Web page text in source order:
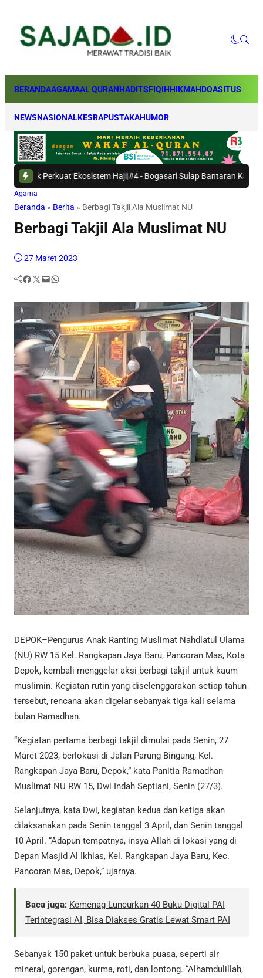
BERANDAAGAMAAL QURANHADITSFIQIHHIKMAHDOASITUS
NEWSNASIONALKESRAPUSTAKAHUMOR
Ekosistem Haji|#4 -Bogasari Sulap Bantaran Kali Kresek Jadi Ruang
Agama
Beranda » Berita » Berbagi Takjil Ala Muslimat NU
Berbagi Takjil Ala Muslimat NU
27 Maret 2023
Facebook Twitter Mail WhatsApp
DEPOK–Pengurus Anak Ranting Muslimat Nahdlatul Ulama
(NU) RW 15 Kel. Rangkapan Jaya Baru, Pancoran Mas, Kota
Depok, kembali menggelar aksi berbagi takjil untuk kaum
muslimin. Kegiatan rutin yang diselenggarakan setiap tahun
tersebut, rencana akan digelar sebanyak tiga kali selama
bulan Ramadhan.
“Kegiatan pertama berbagi takjil dimulai pada Senin, 27
Maret 2023, berlokasi di Jalan Parung Bingung, Kel.
Rangkapan Jaya Baru, Depok,” kata Panitia Ramadhan
Muslimat NU RW 15, Dwi Indah Septiani, Senin (27/3).
Selanjutnya, kata Dwi, kegiatan kedua dan ketiga akan
dilaksanakan pada Senin tanggal 3 April, dan Senin tanggal
10 April. “Adapun tempatnya, insya Allah di lokasi yang di
Depan Masjid Al Ikhlas, Kel. Rangkapan Jaya Baru, Kec.
Pancoran Mas, Depok,” ujarnya.
Baca juga: Kemenag Luncurkan 40 Buku Digital PAI
Terintegrasi AI, Bisa Diakses Gratis Lewat Smart PAI
Sebanyak 150 paket untuk berbuka puasa, seperti air
mineral, gorengan, kurma, roti, dan lontong. “Alhamdulillah,